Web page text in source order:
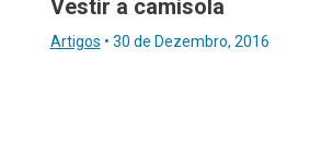
Vestir a camisola
Artigos • 30 de Dezembro, 2016